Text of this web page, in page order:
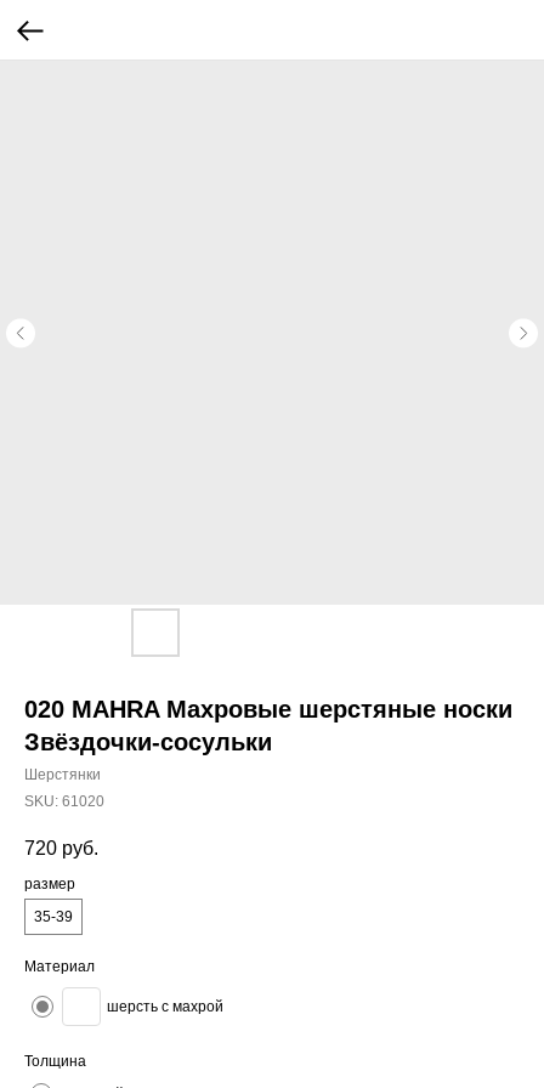
020 MAHRA Махровые шерстяные носки
Звёздочки-сосульки
Шерстянки
SKU: 61020
720 руб.
размер
35-39
Материал
шерсть с махрой
Толщина